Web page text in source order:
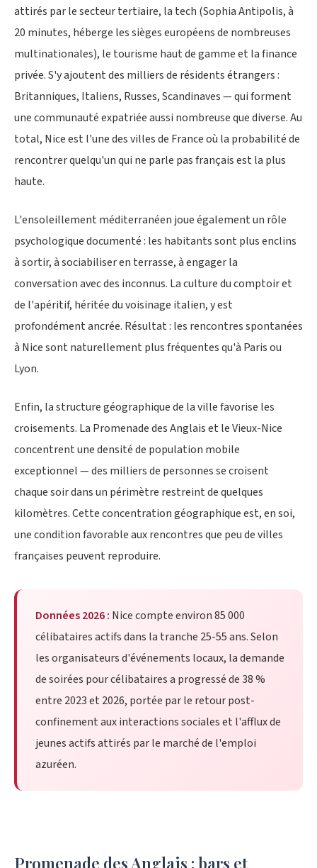
attirés par le secteur tertiaire, la tech (Sophia Antipolis, à
20 minutes, héberge les sièges européens de nombreuses
multinationales), le tourisme haut de gamme et la finance
privée. S'y ajoutent des milliers de résidents étrangers :
Britanniques, Italiens, Russes, Scandinaves — qui forment
une communauté expatriée aussi nombreuse que diverse. Au
total, Nice est l'une des villes de France où la probabilité de
rencontrer quelqu'un qui ne parle pas français est la plus
haute.
L'ensoleillement méditerranéen joue également un rôle
psychologique documenté : les habitants sont plus enclins
à sortir, à sociabiliser en terrasse, à engager la
conversation avec des inconnus. La culture du comptoir et
de l'apéritif, héritée du voisinage italien, y est
profondément ancrée. Résultat : les rencontres spontanées
à Nice sont naturellement plus fréquentes qu'à Paris ou
Lyon.
Enfin, la structure géographique de la ville favorise les
croisements. La Promenade des Anglais et le Vieux-Nice
concentrent une densité de population mobile
exceptionnel — des milliers de personnes se croisent
chaque soir dans un périmètre restreint de quelques
kilomètres. Cette concentration géographique est, en soi,
une condition favorable aux rencontres que peu de villes
françaises peuvent reproduire.
Données 2026 : Nice compte environ 85 000
célibataires actifs dans la tranche 25-55 ans. Selon
les organisateurs d'événements locaux, la demande
de soirées pour célibataires a progressé de 38 %
entre 2023 et 2026, portée par le retour post-
confinement aux interactions sociales et l'afflux de
jeunes actifs attirés par le marché de l'emploi
azuréen.
Promenade des Anglais : bars et